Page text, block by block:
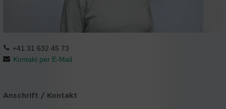
+41 31 632 45 73
Kontakt per E-Mail
Anschrift / Kontakt